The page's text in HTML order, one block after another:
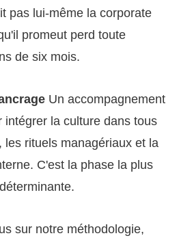
pas lui-même la corporate
promeut perd toute
de six mois.
Un accompagnement
intégrer la culture dans tous
les rituels managériaux et la
C'est la phase la plus
sur notre méthodologie,